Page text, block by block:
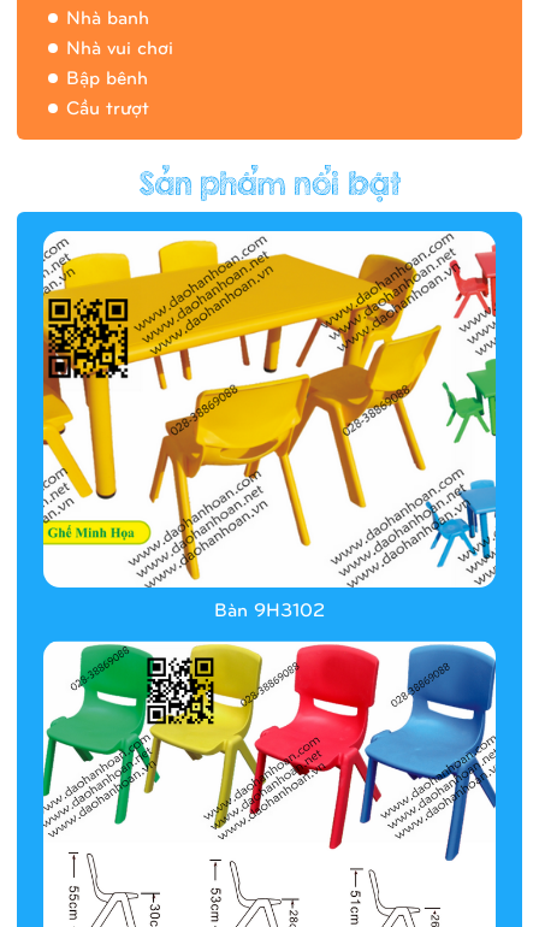
Nhà banh
Nhà vui chơi
Bập bênh
Cầu trượt
Hàng rào/nhà banh 9H5412
Bàn 9H3102